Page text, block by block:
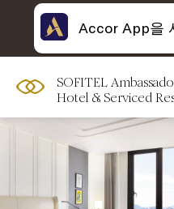
SOFITEL
Hotel & Serviced
Accor App을